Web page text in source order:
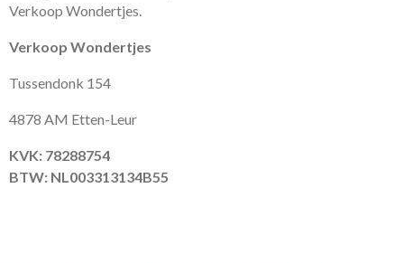
Verkoop Wondertjes.
Verkoop Wondertjes
Tussendonk 154
4878 AM Etten-Leur
KVK: 78288754
BTW: NL003313134B55